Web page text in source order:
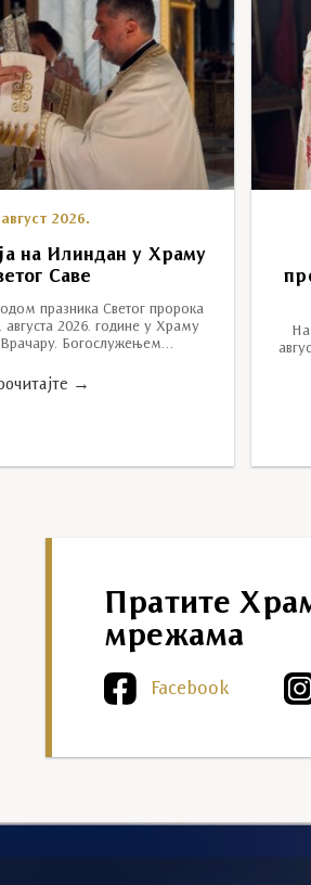
2026.
на Илиндан у Храму
Саве
празника Светог пророка
августа 2026. године у Храму
Врачару. Богослужењем…
→
На
Пратите
мрежама
Facebook